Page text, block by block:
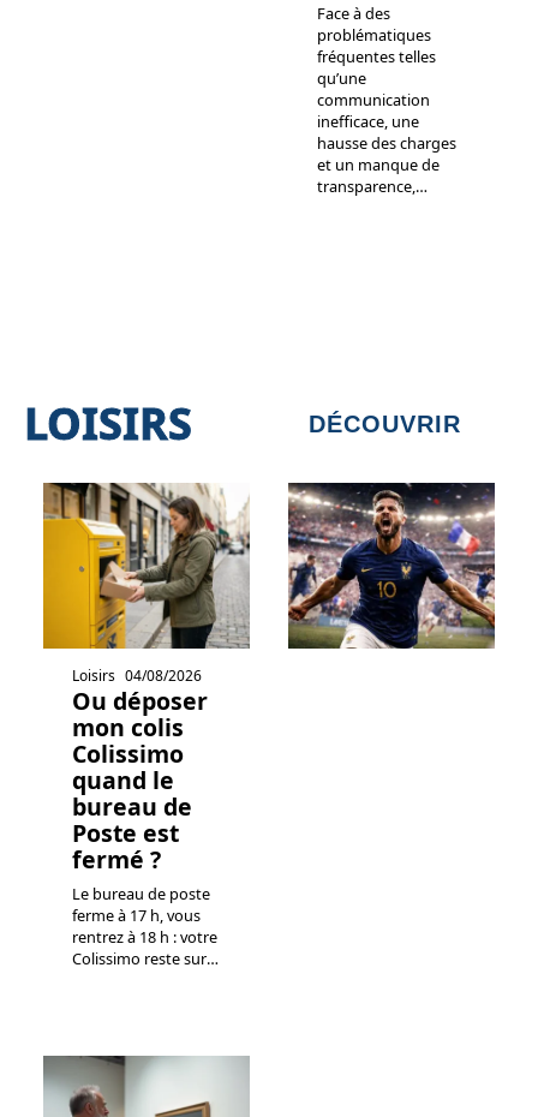
Face à des
problématiques
fréquentes telles
qu’une
communication
inefficace, une
hausse des charges
et un manque de
transparence,…
LOISIRS DÉCOUVRIR
Loisirs 04/08/2026
Ou déposer
mon colis
Colissimo
quand le
bureau de
Poste est
fermé ?
Le bureau de poste
ferme à 17 h, vous
rentrez à 18 h : votre
Colissimo reste sur…